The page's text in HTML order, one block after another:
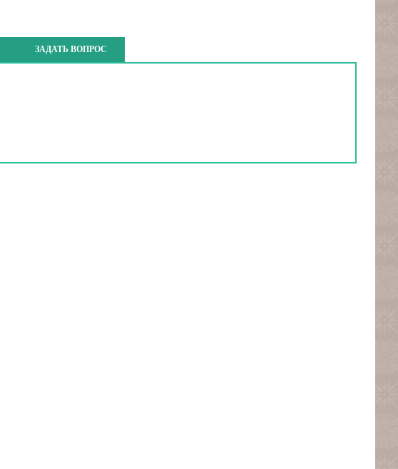
ЗАДАТЬ ВОПРОС